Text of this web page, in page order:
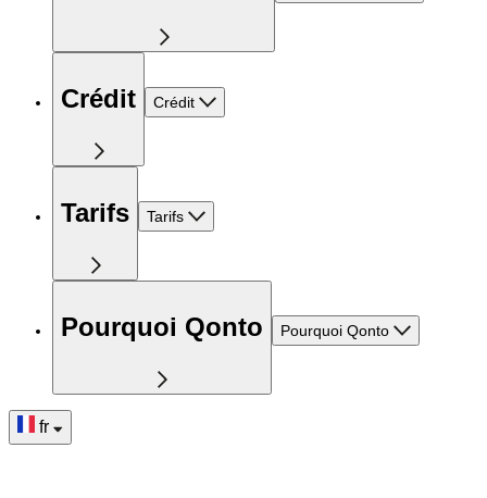
Crédit Crédit
Tarifs Tarifs
Pourquoi Qonto Pourquoi Qonto
fr